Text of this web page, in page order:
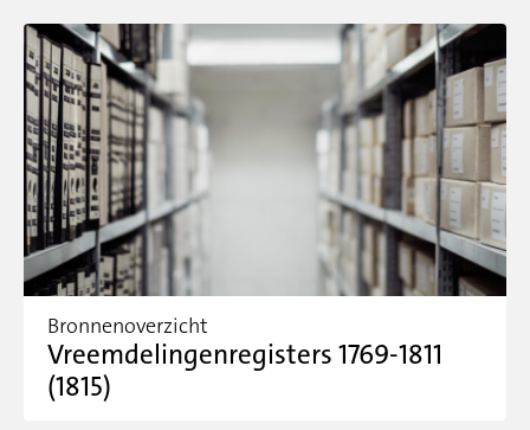
Bronnenoverzicht
Vreemdelingenregisters 1769-1811
(1815)